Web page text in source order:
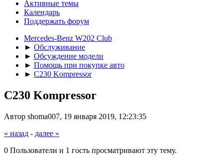
Активные темы
Календарь
Поддержать форум
Mercedes-Benz W202 Club
► Обслуживание
► Обсуждение модели
► Помощь при покупке авто
► C230 Kompressor
C230 Kompressor
Автор shoma007, 19 января 2019, 12:23:35
« назад - далее »
0 Пользователи и 1 гость просматривают эту тему.